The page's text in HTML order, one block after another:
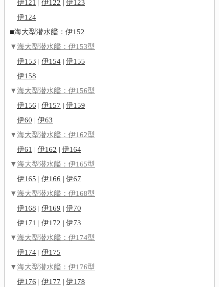
伊121 | 伊122 | 伊123
伊124
■海大型潜水艦：伊152
▼海大型潜水艦：伊153型
伊153 | 伊154| 伊155
伊158
▼海大型潜水艦：伊156型
伊156 | 伊157 | 伊159
伊60 | 伊63
▼海大型潜水艦：伊162型
伊61 | 伊162 | 伊164
▼海大型潜水艦：伊165型
伊165 | 伊166 | 伊67
▼海大型潜水艦：伊168型
伊168 | 伊169 | 伊70
伊171 | 伊172 | 伊73
▼海大型潜水艦：伊174型
伊174| 伊175
▼海大型潜水艦：伊176型
伊176 | 伊177 | 伊178